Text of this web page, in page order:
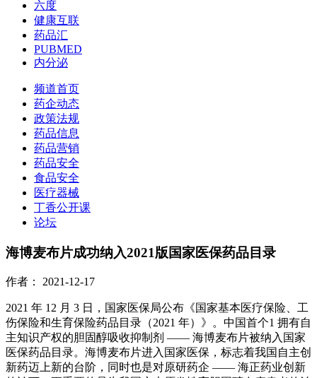
六度
健康互联
药品汇
PUBMED
内分泌
频道首页
药企动态
政策法规
药品信息
药品营销
药品安全
食品安全
医疗器械
丁香公开课
论坛
海博麦布片成功纳入2021版国家医保药品目录
作者： 2021-12-17
2021 年 12 月 3 日，国家医保局公布《国家基本医疗保险、工
伤保险和生育保险药品目录（2021 年）》。中国首个1 拥有自
主知识产权的胆固醇吸收抑制剂 —— 海博麦布片被纳入国家
医保药品目录。海博麦布片进入国家医保，标志着我国自主创
新药迈上新的台阶，同时也是对原研药企 —— 海正药业创新